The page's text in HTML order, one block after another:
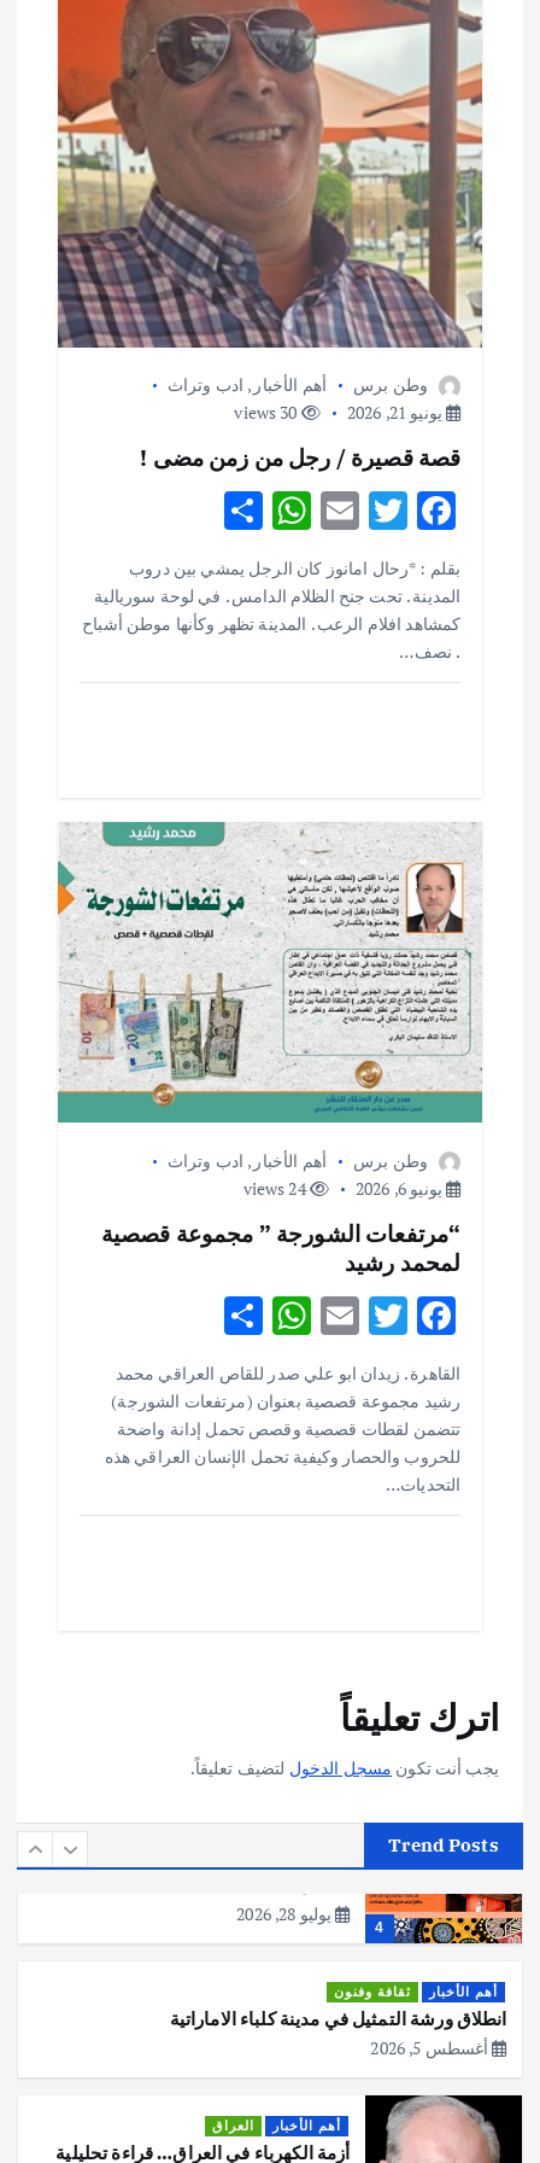
ت
وطن برس أهم الأخبار , ادب وتراث
يونيو 21, 2026
قصة قصيرة / رجل من زمن مضى !
F
ac
e
b
o
T
w
it
te
E
m
ai
l
W
h
at
s
S
ar
e
بقلم : *رحال امانوز كان الرجل يمشي بين دروب
المدينة . تحت جنح الظلام الدامس . في لوحة سوريالية
كمشاهد افلام الرعب . المدينة تظهر وكأنها موطن أشباح
. نصف…
وطن برس أهم الأخبار , ادب وتراث
يونيو 6, 2026
24 views
“مرتفعات الشورجة ” مجموعة قصصية
لمحمد رشيد
F
e
b
o
o
T
w
it
te
r
E
m
ai
l
W
h
at
s
A
p
S
h
ar
e
القاهرة . زيدان ابو علي صدر للقاص العراقي محمد
رشيد مجموعة قصصية بعنوان (مرتفعات الشورجة)
تتضمن لقطات قصصية وقصص تحمل إدانة واضحة
للحروب والحصار وكيفية تحمل الإنسان العراقي هذه
التحديات…
اترك تعليقاً
يجب أنت تكون مسجل الدخول لتضيف تعليقاً.
Trend Posts
ثقافة وفنون
اختتام ورشة السينوغرافيا في مدينة كلباء الاماراتية
أغسطس 3, 2026
هوي آن… مدينة الفوانيس وسحر التاريخ
4
عملية التعداد السكاني في11 من الشهر
يوليو 28, 2026
أهم الأخبار ثقافة وفنون
انطلاق ورشة التمثيل في مدينة كلباء الاماراتية
أغسطس 5, 2026
أهم الأخبار العراق
أزمة الكهرباء في العراق… قراءة تحليلية